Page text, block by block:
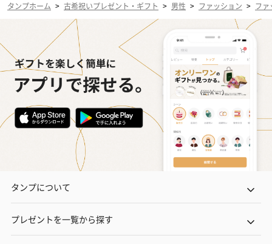
タンプホーム > 古希祝いプレゼント・ギフト > 男性 > ファッション > ファ
タンプについて
プレゼントを一覧から探す